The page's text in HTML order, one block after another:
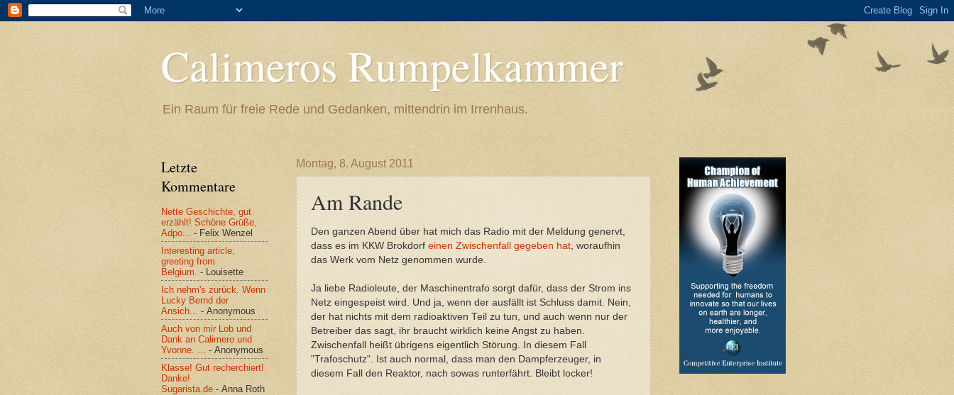
Calimeros Rumpelkammer
Ein Raum für freie Rede und Gedanken, mittendrin im Irrenhaus.
Montag, 8. August 2011
Am Rande
Den ganzen Abend über hat mich das Radio mit der Meldung genervt,
dass es im KKW Brokdorf einen Zwischenfall gegeben hat , woraufhin
das Werk vom Netz genommen wurde.
Ja liebe Radioleute, der Maschinentrafo sorgt dafür, dass der Strom ins
Netz eingespeist wird. Und ja, wenn der ausfällt ist Schluss damit. Nein,
der hat nichts mit dem radioaktiven Teil zu tun, und auch wenn nur der
Betreiber das sagt, ihr braucht wirklich keine Angst zu haben.
Zwischenfall heißt übrigens eigentlich Störung. In diesem Fall
"Trafoschutz". Ist auch normal, dass man den Dampferzeuger, in
diesem Fall den Reaktor, nach sowas runterfährt. Bleibt locker!
Letzte
Kommentare
Nette Geschichte, gut
erzählt! Schöne Grüße,
Adpo...
- Felix Wenzel
Interesting article,
greeting from
Belgium. - Louisette
Ich nehm's zurück. Wenn
Lucky Bernd der
Ansich...
- Anonymous
Auch von mir Lob und
Dank an Calimero und
Yvonne. ...
- Anonymous
Klasse! Gut recherchiert!
Danke!
Sugarista.de - Anna Roth